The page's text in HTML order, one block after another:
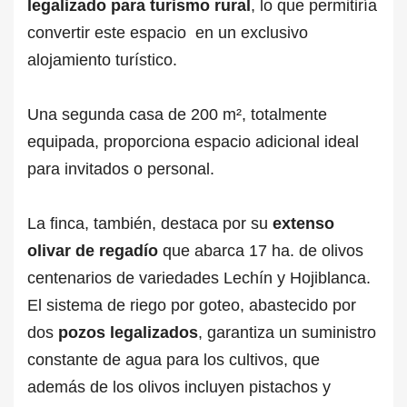
legalizado para turismo rural , lo que permitiría
convertir este espacio en un exclusivo
alojamiento turístico.
Una segunda casa de 200 m², totalmente
equipada, proporciona espacio adicional ideal
para invitados o personal.
La finca, también, destaca por su extenso
olivar de regadío que abarca 17 ha. de olivos
centenarios de variedades Lechín y Hojiblanca.
El sistema de riego por goteo, abastecido por
dos pozos legalizados, garantiza un suministro
constante de agua para los cultivos, que
además de los olivos incluyen pistachos y